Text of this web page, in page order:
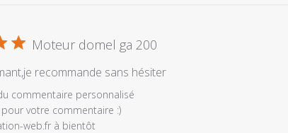
Moteur domel ga 200
recommande sans hésiter
commentaire personnalisé
votre commentaire :)
web.fr à bientôt